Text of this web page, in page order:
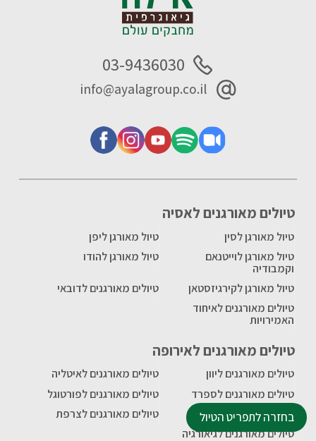
בחזרה לתפריט הטיול
טיולים מאורגנים לאסיה
טיול מאורגן לסין
טיול מאורגן ליפן
טיול מאורגן לוייטנאם
וקמבודיה
טיול מאורגן להודו
טיול מאורגן לקירגיזסטאן
טיולים מאורגנים לדובאי
טיולים מאורגנים לאיחוד
האמירויות
טיולים מאורגנים לאירופה
טיולים מאורגנים ליוון
טיולים מאורגנים לאיטליה
טיולים מאורגנים לספרד
טיולים מאורגנים לפורטוגל
טיולים מאורגנים לרומניה
טיולים מאורגנים לצרפת
טיולים מאורגנים לגיאורגיה
03-9436030
info@ayalagroup.co.il